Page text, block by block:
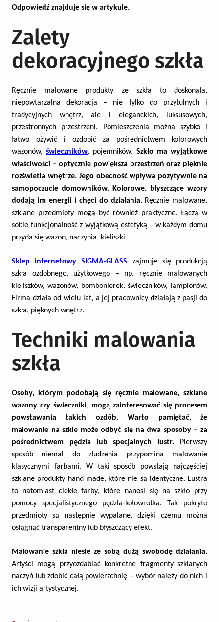
Odpowiedź znajduje się w artykule.
Zalety
dekoracyjnego szkła
Ręcznie malowane produkty ze szkła to doskonała,
niepowtarzalna dekoracja – nie tylko do przytulnych i
tradycyjnych wnętrz, ale i eleganckich, luksusowych,
przestronnych przestrzeni. Pomieszczenia można szybko i
łatwo ożywić i ozdobić za pośrednictwem kolorowych
wazonów,świeczników, pojemników. Szkło ma wyjątkowe
właściwości – optycznie powiększa przestrzeń oraz pięknie
rozświetla wnętrze. Jego obecność wpływa pozytywnie na
samopoczucie domowników. Kolorowe, błyszczące wzory
dodają im energii i chęci do działania. Ręcznie malowane,
szklane przedmioty mogą być również praktyczne. Łączą w
sobie funkcjonalność z wyjątkową estetyką – w każdym domu
przyda się wazon, naczynia, kieliszki.
Sklep internetowy SIGMA-GLASS
zajmuje się produkcją
szkła ozdobnego, użytkowego – np. ręcznie malowanych
kieliszków, wazonów, bombonierek, świeczników, lampionów.
Firma działa od wielu lat, a jej pracownicy działają z pasji do
szkła, pięknych wnętrz.
Techniki malowania
szkła
Osoby, którym podobają się ręcznie malowane, szklane
wazony czy świeczniki, mogą zainteresować się procesem
powstawania takich ozdób. Warto pamiętać, że
malowanie na szkle może odbyć się na dwa sposoby – za
pośrednictwem pędzla lub specjalnych lustr.
Pierwszy
sposób niemal do złudzenia przypomina malowanie
klasycznymi farbami. W taki sposób powstają najczęściej
szklane produkty hand made, które nie są identyczne. Lustra
to natomiast ciekłe farby, które nanosi się na szkło przy
pomocy specjalistycznego pędzla-kołowrotka. Tak pokryte
przedmioty są następnie wypalane, dzięki czemu można
osiągnąć transparentny lub błyszczący efekt.
Malowanie szkła niesie ze sobą dużą swobodę działania.
Artyści mogą przyozdabiać konkretne fragmenty szklanych
naczyń lub zdobić całą powierzchnię – wybór należy do nich i
ich wizji artystycznej.